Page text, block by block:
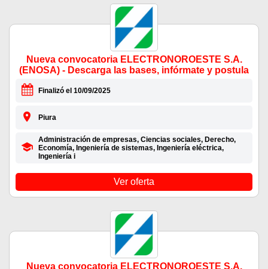
Nueva convocatoria ELECTRONOROESTE S.A.
(ENOSA) - Descarga las bases, infórmate y postula
Finalizó el 10/09/2025
Piura
Administración de empresas, Ciencias sociales, Derecho,
Economía, Ingeniería de sistemas, Ingeniería eléctrica,
Ingeniería i
Ver oferta
Nueva convocatoria ELECTRONOROESTE S.A.